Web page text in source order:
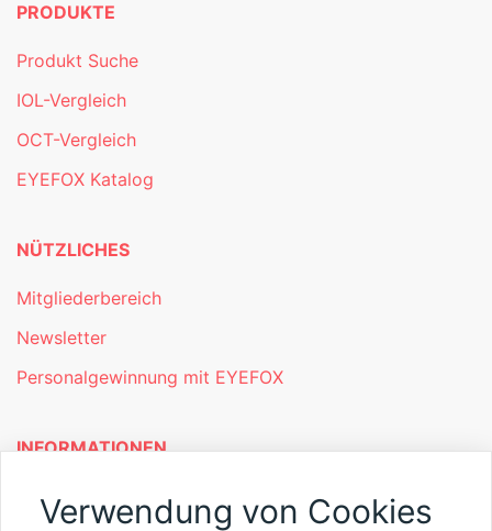
PRODUKTE
Produkt Suche
IOL-Vergleich
OCT-Vergleich
EYEFOX Katalog
NÜTZLICHES
Mitgliederbereich
Newsletter
Personalgewinnung mit EYEFOX
INFORMATIONEN
Was ist EYEFOX – Ihre Möglichkeiten
Verwendung von Cookies